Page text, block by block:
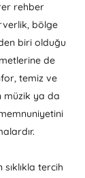
rehber
bölge
biri olduğu
de
temiz ve
müzik ya da
tercih